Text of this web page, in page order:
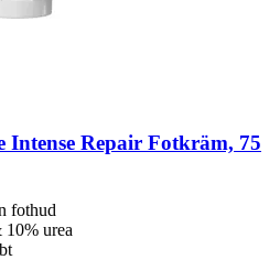
Intense Repair Fotkräm, 75
fothud
10% urea